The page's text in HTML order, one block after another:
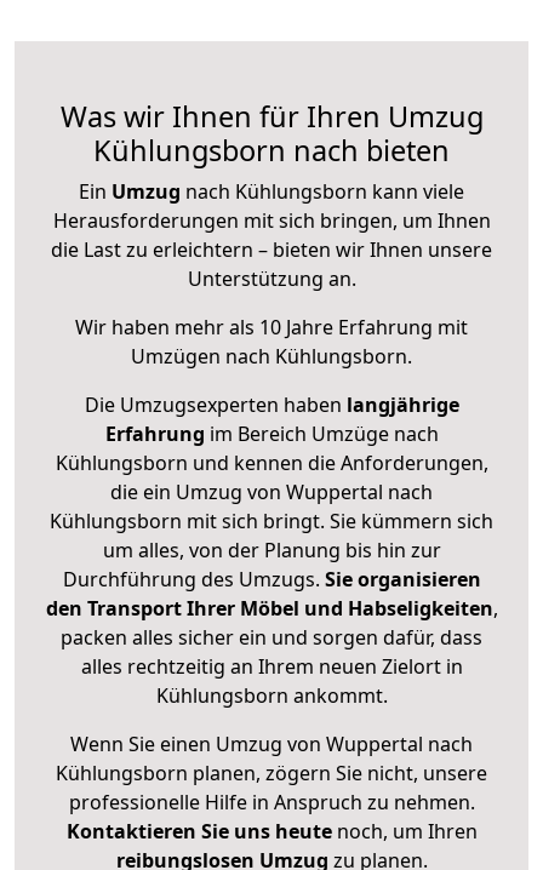
Was wir Ihnen für Ihren Umzug
Kühlungsborn nach bieten
Ein Umzug nach Kühlungsborn kann viele
Herausforderungen mit sich bringen, um Ihnen
die Last zu erleichtern – bieten wir Ihnen unsere
Unterstützung an.
Wir haben mehr als 10 Jahre Erfahrung mit
Umzügen nach Kühlungsborn.
Die Umzugsexperten haben langjährige
Erfahrung im Bereich Umzüge nach
Kühlungsborn und kennen die Anforderungen,
die ein Umzug von Wuppertal nach
Kühlungsborn mit sich bringt. Sie kümmern sich
um alles, von der Planung bis hin zur
Durchführung des Umzugs. Sie organisieren
den Transport Ihrer Möbel und Habseligkeiten,
packen alles sicher ein und sorgen dafür, dass
alles rechtzeitig an Ihrem neuen Zielort in
Kühlungsborn ankommt.
Wenn Sie einen Umzug von Wuppertal nach
Kühlungsborn planen, zögern Sie nicht, unsere
professionelle Hilfe in Anspruch zu nehmen.
Kontaktieren Sie uns heutenoch, um Ihren
reibungslosen Umzug zu planen.